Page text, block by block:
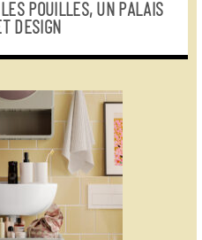
POUILLES, UN PALAIS
DESIGN